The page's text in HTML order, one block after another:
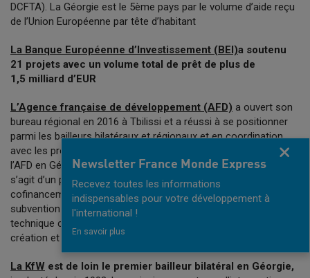
DCFTA). La Géorgie est le 5ème pays par le volume d’aide reçu
de l’Union Européenne par tête d’habitant
La Banque Européenne d’Investissement (BEI)a soutenu
21 projets avec un volume total de prêt de plus de
1,5 milliard d’EUR
L’Agence française de développement (AFD) a ouvert son
bureau régional en 2016 à Tbilissi et a réussi à se positionner
parmi les bailleurs bilatéraux et régionaux et en coordination
avec les programmes des multilatéraux. Le premier projet de
l’AFD en Géorgie, signé en 2017, est en cours de réalisation. Il
s’agit d’un prêt de politique publique de 60M€, en
cofinancement avec la Banque mondiale et accompagné d’une
subvention FEXTE de 500K€ pour un programme d’assistance
technique coordonné par Expertise France en soutien à la
création et la structuration de la nouvelle agence des retraites
La KfW est de loin le premier bailleur bilatéral en Géorgie,
Newsletter France Monde Express
Recevez toutes les informations
indispensables pour votre développement à
l'international !
En savoir plus